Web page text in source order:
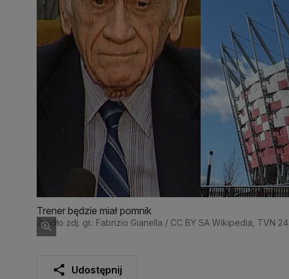
Trener będzie miał pomnik
Źródło zdj. gł.: Fabrizio Gianella / CC BY SA Wikipedia, TVN 24
Udostępnij